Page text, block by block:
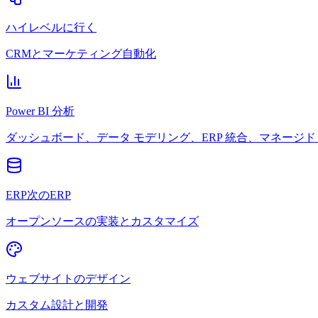
ハイレベルに行く
CRMとマーケティング自動化
Power BI 分析
ダッシュボード、データ モデリング、ERP 統合、マネージド
ERP次のERP
オープンソースの実装とカスタマイズ
ウェブサイトのデザイン
カスタム設計と開発